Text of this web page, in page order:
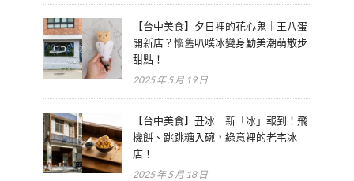
【台中美食】夕日裡的花心鬼｜王八蛋
開新店？懷舊叭噗冰變身勤美潮萌散步
甜點！
2025 年 5 月 19 日
【台中美食】丑冰｜新「冰」報到！飛
機餅、跳跳糖入碗，綠意裡的老宅冰
店！
2025 年 5 月 18 日